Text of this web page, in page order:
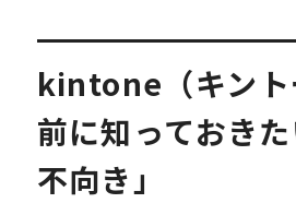
kintone（キント
前に知っておき
不向き」